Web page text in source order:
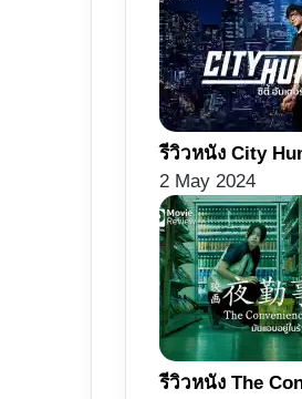
รีวิวหนัง City
2 May 2024
รีวิวหนัง The